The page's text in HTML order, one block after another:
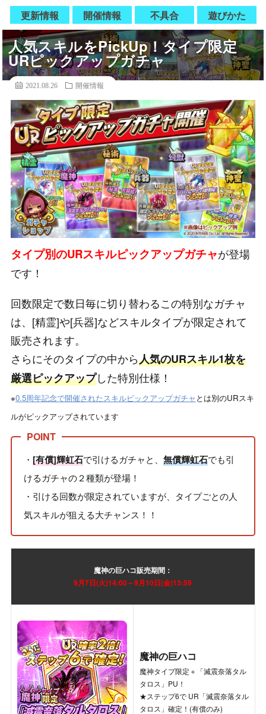
更新情報 開催情報 不具合 遊びかた
人気スキルをPickUp！タイプ限定
URピックアップガチャ
2021.08.26 開催情報
タイプ別のURスキルピックアップガチャが登場
です！
回数限定で数日毎に切り替わるこの特別なガチャ
は、[精霊]や[兵器]などスキルタイプが限定されて
販売されます。
さらにそのタイプの中から人気のURスキル1枚を
厳選ピックアップした特別仕様！
※0.5周年記念で開催されたスキルピックアップガチャ とは別のURスキ
ルがピックアップされています
・ [有償]輝虹石で引けるガチャと、 無償輝虹石でも引
けるガチャの２種類が登場！
・引ける回数が限定されていますが、タイプごとの人
気スキルが狙える大チャンス！！
魔神の巨ハコ販売期間：
9月7日(火)14:00～9月10日(金)13:59
魔神の巨ハコ
魔神タイプ限定＋「滅震奈落タル
タロス」PU！
★ステップ6で UR「滅震奈落タル
タロス」確定！(有償のみ)